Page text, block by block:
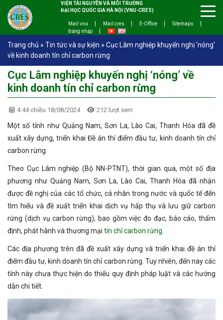
VIỆN TÀI NGUYÊN VÀ MÔI TRƯỜNG
ĐẠI HỌC QUỐC GIA HÀ NỘI (VNU-CRES)
Mail vnu Mail cres E-Office
Sitemaps
Đăng nhập
Trang chủ » Tin tức và sự kiện » Cục Lâm nghiệp khuyến nghị ‘nóng’
về kinh doanh tín chỉ carbon rừng
Cục Lâm nghiệp khuyến nghị ‘nóng’ về
kinh doanh tín chỉ carbon rừng
4:44 chiều 18/08/2024 212 lượt xem
Một số tỉnh như Quảng Nam, Sơn La, Lào Cai, Thanh Hóa đã đề
xuất xây dựng, triển khai Đề án thí điểm đầu tư, kinh doanh tín chỉ
carbon rừng.
Theo Cục Lâm nghiệp (Bộ NN-PTNT), thời gian qua, một số địa
phương như Quảng Nam, Sơn La, Lào Cai, Thanh Hóa đã nhận
được đề nghị của các tổ chức, cá nhân trong nước và quốc tế đến
tìm hiểu và đề xuất triển khai dịch vụ hấp thụ và lưu giữ carbon
rừng (dịch vụ carbon rừng), bao gồm việc đo đạc, báo cáo, thẩm
định, phát hành và thương mại tín chỉ carbon rừng
Các địa phương trên đã đề xuất xây dựng và triển khai đề án thí
điểm đầu tư, kinh doanh tín chỉ carbon rừng. Tuy nhiên, đến nay các
tỉnh này chưa thực hiện do thiếu quy định pháp luật và các hướng
dẫn chi tiết.